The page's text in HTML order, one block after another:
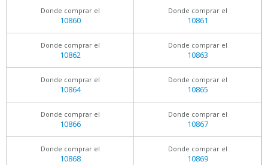
Donde comprar el
10860
Donde comprar el
10861
Donde comprar el
10862
Donde comprar el
10863
Donde comprar el
10864
Donde comprar el
10865
Donde comprar el
10866
Donde comprar el
10867
Donde comprar el
10868
Donde comprar el
10869